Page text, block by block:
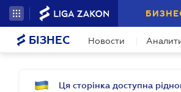
БІЗНЕС Новости
Ця сторінка доступна